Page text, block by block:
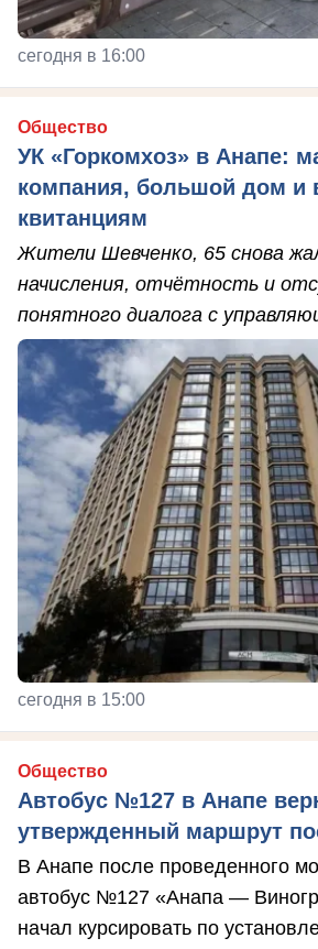
сегодня в 16:00
Общество
УК «Горкомхоз» в Анапе:
компания, большой дом и
квитанциям
Жители Шевченко, 65 снова
начисления, отчётность и
понятного диалога с
сегодня в 15:00
Общество
Автобус №127 в Анапе
утвержденный маршрут
В Анапе после проведенного
автобус №127 «Анапа —
начал курсировать по